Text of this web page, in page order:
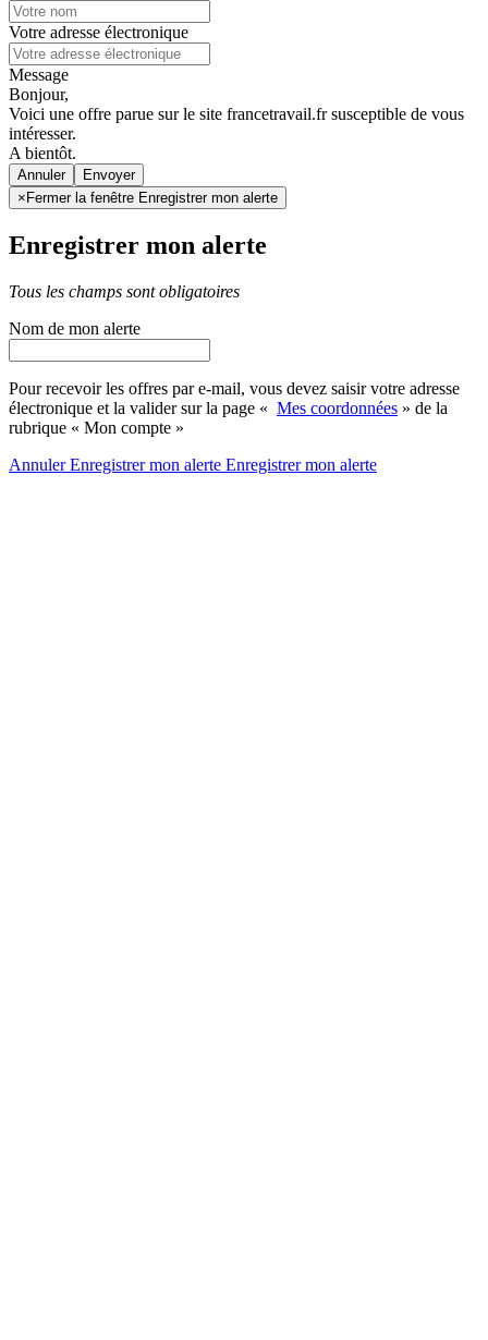
Votre adresse électronique
Message
Bonjour,
Voici une offre parue sur le site francetravail.fr susceptible de vous
intéresser.
A bientôt.
Annuler
× Fermer la fenêtre Enregistrer mon alerte
Enregistrer mon alerte
Tous les champs sont obligatoires
Nom de mon alerte
Pour recevoir les offres par e-mail, vous devez saisir votre adresse
électronique et la valider sur la page « Mes coordonnées » de la
rubrique « Mon compte »
AnnulerEnregistrer mon alerte Enregistrermon alerte